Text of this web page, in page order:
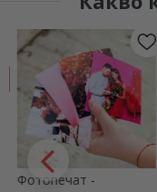
Фотопечат -